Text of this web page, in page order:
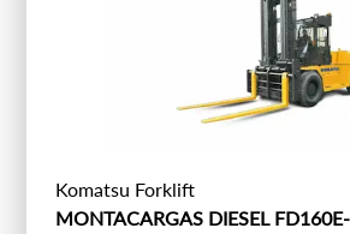
Komatsu Forklift
MONTACARGAS DIESEL